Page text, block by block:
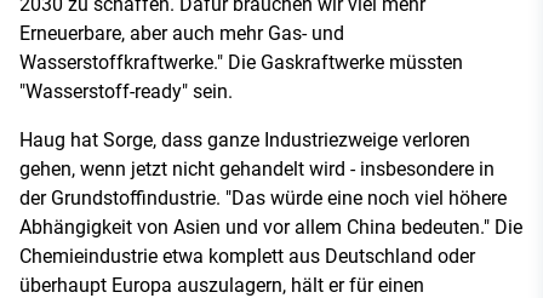
Erneuerbare, aber auch mehr Gas- und
Wasserstoffkraftwerke." Die Gaskraftwerke müssten
"Wasserstoff-ready" sein.
Haug hat Sorge, dass ganze Industriezweige verloren
gehen, wenn jetzt nicht gehandelt wird - insbesondere in
der Grundstoffindustrie. "Das würde eine noch viel höhere
Abhängigkeit von Asien und vor allem China bedeuten." Die
Chemieindustrie etwa komplett aus Deutschland oder
überhaupt Europa auszulagern, hält er für einen